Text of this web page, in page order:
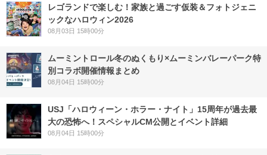
レゴランドで楽しむ！家族と過ごす仮装＆フォトジェニ
ックなハロウィン2026
08月03日 15時00分
ムーミントロール冬のぬくもり×ムーミンバレーパーク特
別コラボ開催情報まとめ
08月04日 15時00分
USJ「ハロウィーン・ホラー・ナイト」15周年が過去最
大の恐怖へ！スペシャルCM公開とイベント詳細
08月04日 15時00分